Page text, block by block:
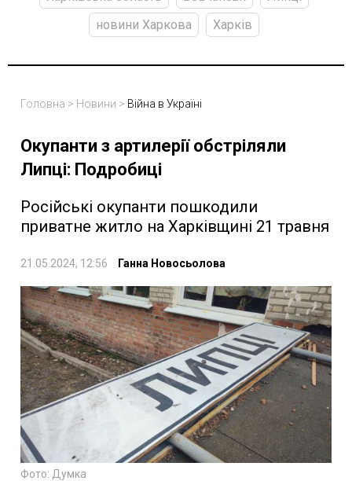
новини Харкова
Харків
Головна > Новини > Війна в Україні
Окупанти з артилерії обстріляли
Липці: Подробиці
Російські окупанти пошкодили
приватне житло на Харківщині 21 травня
21.05.2024, 12:56 Ганна Новосьолова
Фото: Думка